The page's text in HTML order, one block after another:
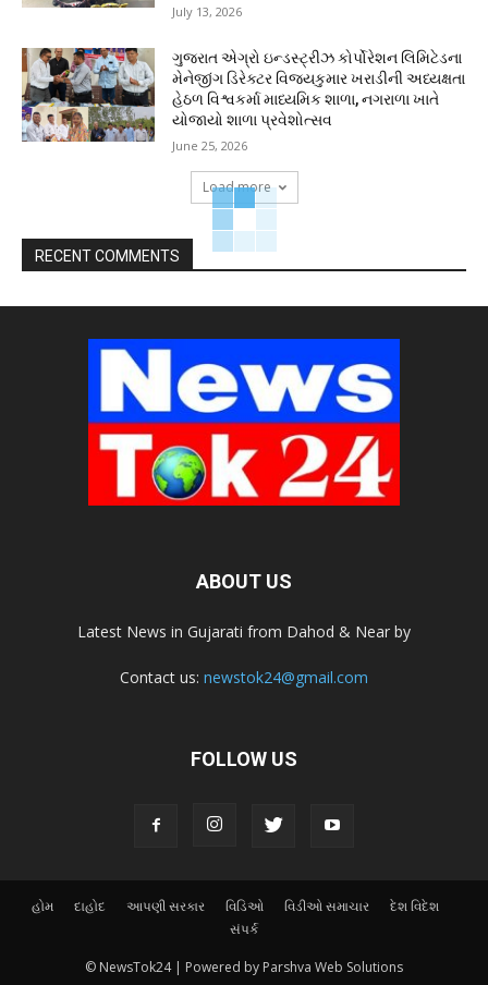
July 13, 2026
ગુજરાત એગ્રો ઇન્ડસ્ટ્રીઝ કોર્પોરેશન લિમિટેડના
મેનેજીંગ ડિરેક્ટર વિજયકુમાર ખરાડીની અધ્યક્ષતા
હેઠળ વિશ્વકર્મા માધ્યમિક શાળા, નગરાળા ખાતે
યોજાયો શાળા પ્રવેશોત્સવ
June 25, 2026
Load more
RECENT COMMENTS
ABOUT US
Latest News in Gujarati from Dahod & Near by
Contact us: newstok24@gmail.com
FOLLOW US
હોમ દાહોદ આપણી સરકાર વિડિઓ વિડીઓ સમાચાર
દેશ વિદેશ
સંપર્ક
© NewsTok24 | Powered by Parshva Web Solutions